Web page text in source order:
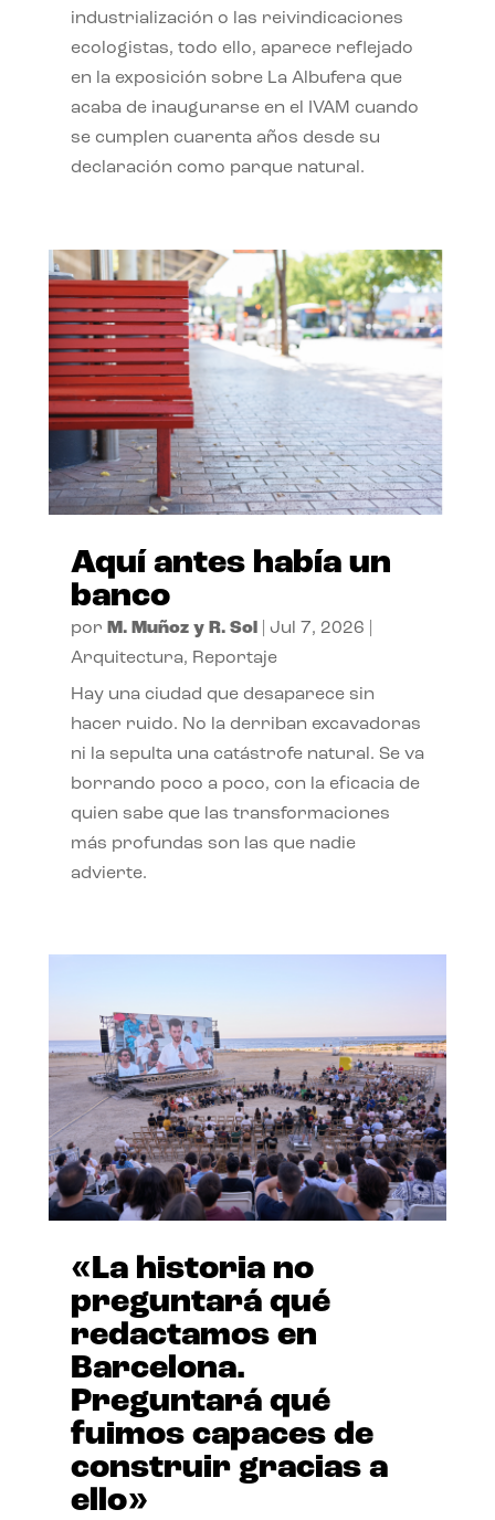
industrialización o las reivindicaciones
ecologistas, todo ello, aparece reflejado
en la exposición sobre La Albufera que
acaba de inaugurarse en el IVAM cuando
se cumplen cuarenta años desde su
declaración como parque natural.
Aquí antes había un
banco
por M. Muñoz y R. Sol Jul 7, 2026
Arquitectura, Reportaje
Hay una ciudad que desaparece sin
hacer ruido. No la derriban excavadoras
ni la sepulta una catástrofe natural. Se va
borrando poco a poco, con la eficacia de
quien sabe que las transformaciones
más profundas son las que nadie
advierte.
«La historia no
preguntará qué
redactamos en
Barcelona.
Preguntará qué
fuimos capaces de
construir gracias a
ello»